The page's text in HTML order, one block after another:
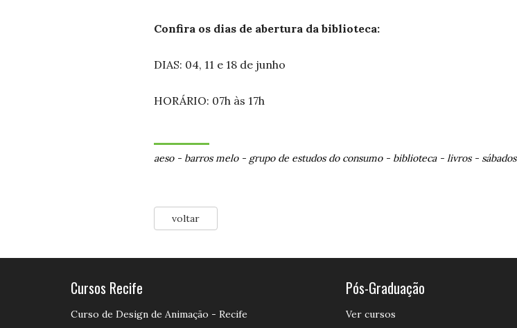
Confira os dias de abertura da biblioteca:
DIAS: 04, 11 e 18 de junho
HORÁRIO: 07h às 17h
aeso- barros melo- grupo de estudos do consumo- biblioteca- livros- sábados
voltar
Cursos Recife
Curso de Design de Animação - Recife
Pós-Graduação
Ver cursos